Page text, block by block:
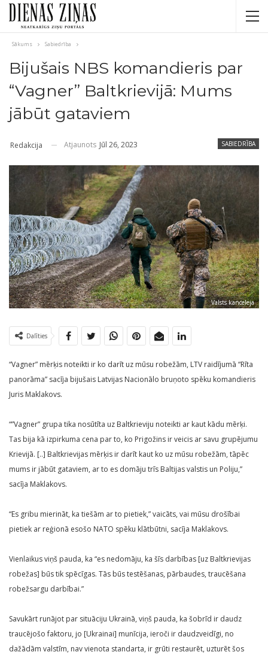
Sākums Sabiedrība
Bijušais NBS komandieris par
“Vagner” Baltkrievijā: Mums
jābūt gataviem
SABIEDRĪBA
Redakcija Atjaunots Jūl 26, 2023
Valsts kanceleja
Dalīties
“Vagner” mērķis noteikti ir ko darīt uz mūsu robežām, LTV raidījumā “Rīta
panorāma” sacīja bijušais Latvijas Nacionālo bruņoto spēku komandieris
Juris Maklakovs.
“”Vagner” grupa tika nosūtīta uz Baltkrieviju noteikti ar kaut kādu mērķi.
Tas bija kā izpirkuma cena par to, ko Prigožins ir veicis ar savu grupējumu
Krievijā. [..] Baltkrievijas mērķis ir darīt kaut ko uz mūsu robežām, tāpēc
mums ir jābūt gataviem, ar to es domāju trīs Baltijas valstis un Poliju,”
sacīja Maklakovs.
“Es gribu mierināt, ka tiešām ar to pietiek,” vaicāts, vai mūsu drošībai
pietiek ar reģionā esošo NATO spēku klātbūtni, sacīja Maklakovs.
Vienlaikus viņš pauda, ka “es nedomāju, ka šīs darbības [uz Baltkrievijas
robežas] būs tik spēcīgas. Tās būs testēšanas, pārbaudes, traucēšana
robežsargu darbībai.”
Savukārt runājot par situāciju Ukrainā, viņš pauda, ka šobrīd ir daudz
traucējošo faktoru, jo [Ukrainai] munīcija, ieroči ir daudzveidīgi, no
dažādām valstīm, nav vienota standarta, ir grūti restaurēt, uzturēt šos